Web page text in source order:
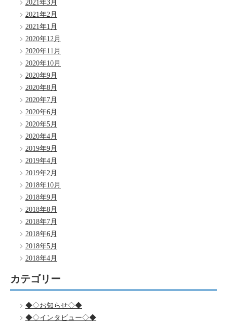
2021年3月
2021年2月
2021年1月
2020年12月
2020年11月
2020年10月
2020年9月
2020年8月
2020年7月
2020年6月
2020年5月
2020年4月
2019年9月
2019年4月
2019年2月
2018年10月
2018年9月
2018年8月
2018年7月
2018年6月
2018年5月
2018年4月
カテゴリー
◆◇お知らせ◇◆
◆◇インタビュー◇◆